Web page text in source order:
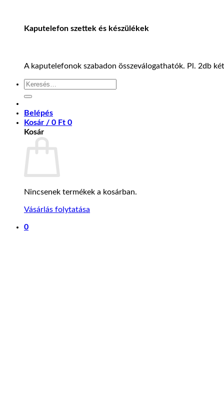
Kaputelefon szettek és készülékek
A kaputelefonok szabadon összeválogathatók. Pl. 2db
Keresés
Belépés
Kosár / 0 Ft 0
Kosár
Nincsenek termékek a kosárban.
Vásárlás folytatása
0